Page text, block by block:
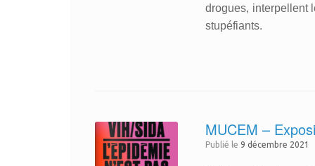
drogues, interpellent
stupéfiants.
MUCEM –
Publié le 9 décembre 2021